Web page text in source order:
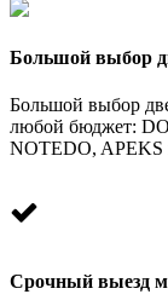
Большой выбор
Большой выбор
любой бюджет:
NOTEDO, APEKS
Срочный выезд